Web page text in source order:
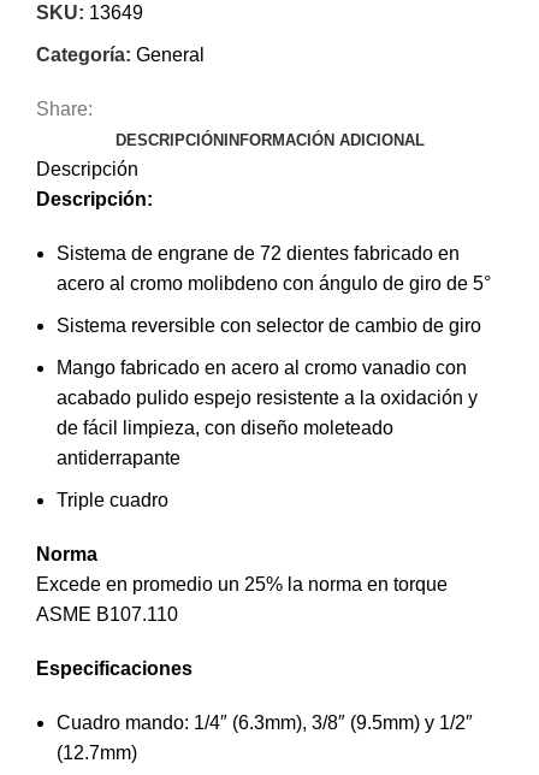
SKU: 13649
Categoría: General
Share:
DESCRIPCIÓNINFORMACIÓN ADICIONAL
Descripción
Descripción:
Sistema de engrane de 72 dientes fabricado en
acero al cromo molibdeno con ángulo de giro de 5°
Sistema reversible con selector de cambio de giro
Mango fabricado en acero al cromo vanadio con
acabado pulido espejo resistente a la oxidación y
de fácil limpieza, con diseño moleteado
antiderrapante
Triple cuadro
Norma
Excede en promedio un 25% la norma en torque
ASME B107.110
Especificaciones
Cuadro mando: 1/4″ (6.3mm), 3/8″ (9.5mm) y 1/2″
(12.7mm)